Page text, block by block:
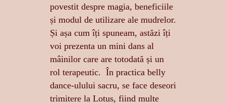
povestit despre magia, beneficiile
și modul de utilizare ale mudrelor.
Și așa cum îți spuneam, astăzi îți
voi prezenta un mini dans al
mâinilor care are totodată și un
rol terapeutic. În practica belly
dance-ulului sacru, se face deseori
trimitere la Lotus, fiind multe